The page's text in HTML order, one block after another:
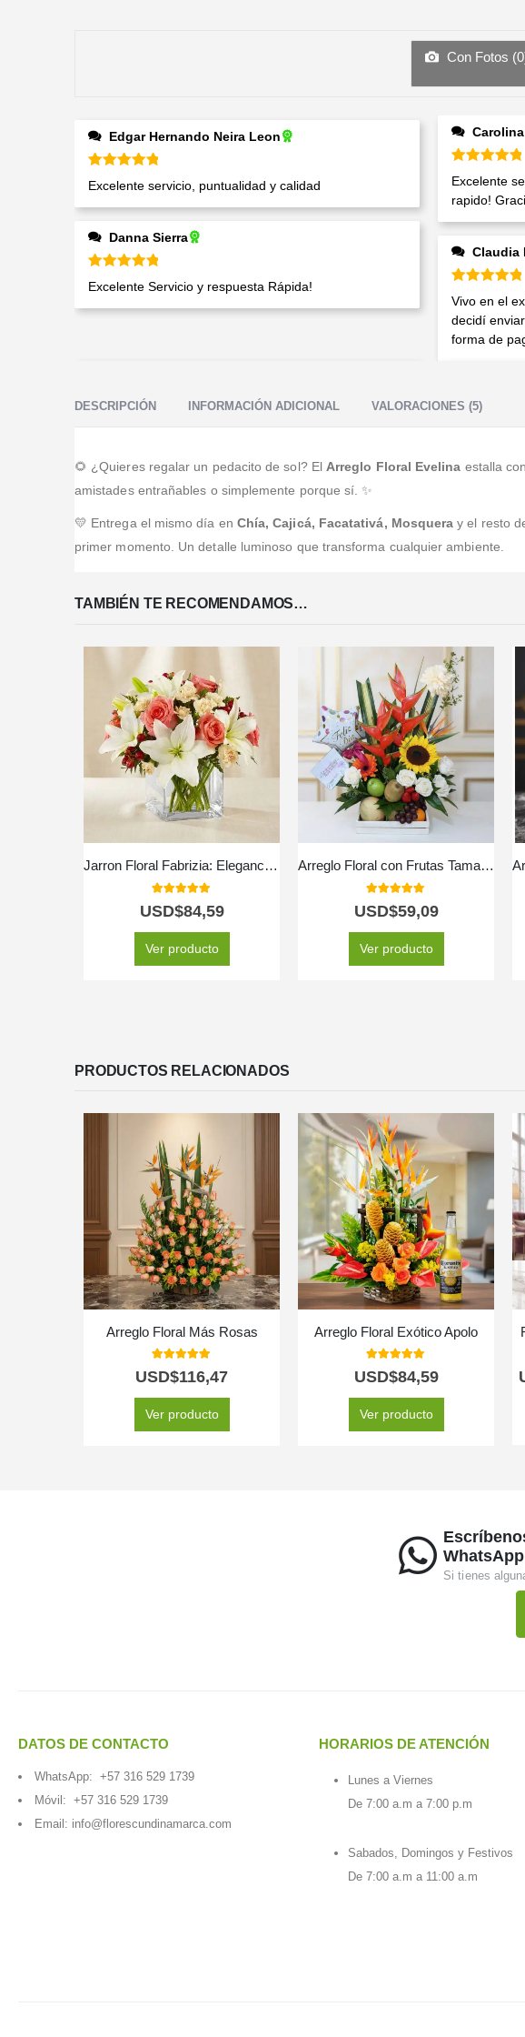
Con Fotos (0
Edgar Hernando Neira Leon
Valorado en 5 de 5
Excelente servicio, puntualidad y calidad
Danna Sierra
Valorado en 5de 5
Excelente Servicio y respuesta Rápida!
Valorado en
Excelente
rapido!
Claudia
Valorado en
Vivo en el
decidí
forma de
DESCRIPCIÓN INFORMACIÓN ADICIONAL VALORACIONES (5)
🌻 ¿Quieres regalar un pedacito de sol? El Arreglo Floral Evelina estalla
amistades entrañables o simplemente porque sí. ✨
💛 Entrega el mismo día en Chía, Cajicá, Facatativá, Mosquera y el resto
primer momento. Un detalle luminoso que transforma cualquier ambiente.
TAMBIÉN TE RECOMENDAMOS…
Jarron Floral Fabrizia: Elegancia en Rosas Rosadas y Lirios 🤍
USD$84,59
Ver producto
Arreglo Floral con Frutas Tamarillo
USD$59,09
Ver producto
PRODUCTOS RELACIONADOS
Arreglo Floral Más Rosas
5.00out of 5
USD$116,47
Ver producto
Arreglo Floral Exótico Apolo
out of 5
USD$84,59
Ver producto
WhatsApp
Si tienes
DATOS DE CONTACTO
WhatsApp: +57 316 529 1739
Móvil: +57 316 529 1739
Email: info@florescundinamarca.com
HORARIOS DE ATENCIÓN
Lunes a Viernes
De 7:00 a.m a 7:00 p.m
Sabados, Domingos y Festivos
De 7:00 a.m a 11:00 a.m